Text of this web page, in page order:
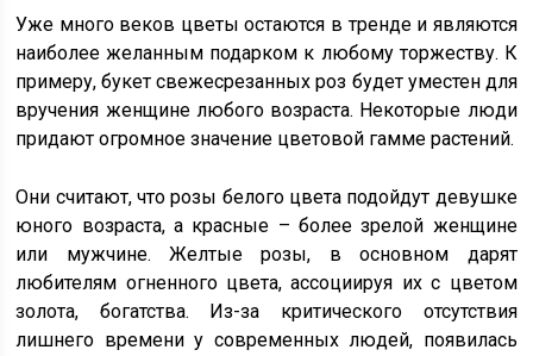
Уже много веков цветы остаются в тренде и являются
наиболее желанным подарком к любому торжеству. К
примеру, букет свежесрезанных роз будет уместен для
вручения женщине любого возраста. Некоторые люди
придают огромное значение цветовой гамме растений.
Они считают, что розы белого цвета подойдут девушке
юного возраста, а красные – более зрелой женщине
или мужчине. Желтые розы, в основном дарят
любителям огненного цвета, ассоциируя их с цветом
золота, богатства. Из-за критического отсутствия
лишнего времени у современных людей, появилась